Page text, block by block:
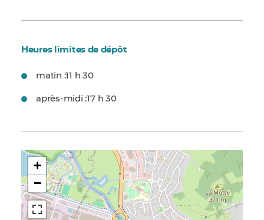
Heures limites de dépôt
matin :11 h 30
après-midi :17 h 30
+
−